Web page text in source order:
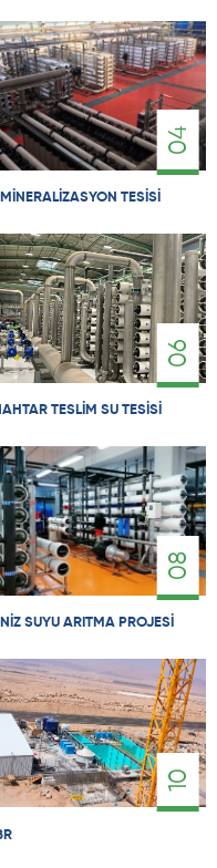
04
TESISI
06
TESLIM SU TESISI
08
SUYU ARITMA PROJESI
10